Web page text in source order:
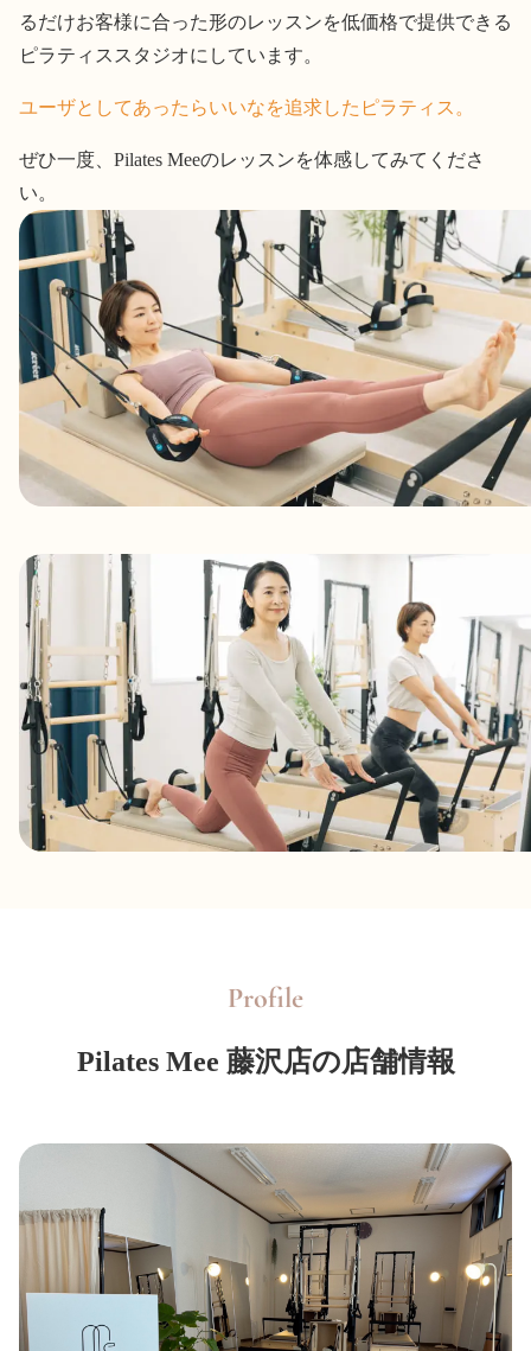
るだけお客様に合った形のレッスンを低価格で提供できる
ピラティススタジオにしています。
ユーザとしてあったらいいなを追求したピラティス。
ぜひ一度、Pilates Meeのレッスンを体感してみてくださ
い。
Profile
Pilates Mee 藤沢店の店舗情報